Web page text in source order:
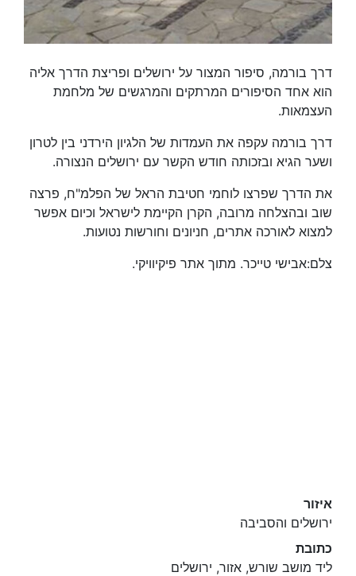
דרך בורמה, סיפור המצור על ירושלים ופריצת הדרך אליה
הוא אחד הסיפורים המרתקים והמרגשים של מלחמת
העצמאות.
דרך בורמה עקפה את העמדות של הלגיון הירדני בין לטרון
ושער הגיא ובזכותה חודש הקשר עם ירושלים הנצורה.
את הדרך שפרצו לוחמי חטיבת הראל של הפלמ"ח, פרצה
שוב ובהצלחה מרובה, הקרן הקיימת לישראל וכיום אפשר
למצוא לאורכה אתרים, חניונים וחורשות נטועות.
צלם:אבישי טייכר. מתוך אתר פיקיוויקי.
איזור
ירושלים והסביבה
כתובת
ליד מושב שורש, אזור, ירושלים